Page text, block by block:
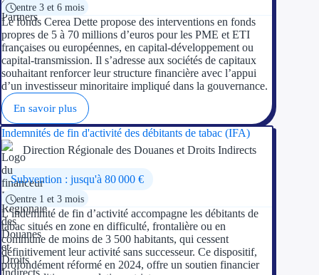
Prêt
Appel à projet
Avance
Garantie
Par financeur
Tous les
entre 3 et 6 mois
Le fonds Cerea Dette propose des interventions en fonds
propres de 5 à 70 millions d’euros pour les PME et ETI
françaises ou européennes, en capital-développement ou
capital-transmission. Il s’adresse aux sociétés de capitaux
souhaitant renforcer leur structure financière avec l’appui
d’un investisseur minoritaire impliqué dans la gouvernance.
En savoir plus
Indemnités de fin d'activité des débitants de tabac (IFA)
Direction Régionale des Douanes et Droits Indirects
Subvention : jusqu'à 80 000 €
entre 1 et 3 mois
L’indemnité de fin d’activité accompagne les débitants de
tabac situés en zone en difficulté, frontalière ou en
commune de moins de 3 500 habitants, qui cessent
définitivement leur activité sans successeur. Ce dispositif,
profondément réformé en 2024, offre un soutien financier